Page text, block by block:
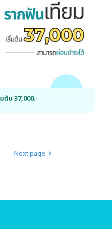
ต้น 37,000.-
Next page